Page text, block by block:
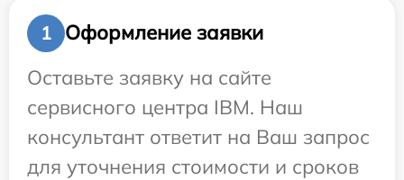
1
Оформление заявки
Оставьте заявку на сайте
сервисного центра IBM. Наш
консультант ответит на Ваш запрос
для уточнения стоимости и сроков